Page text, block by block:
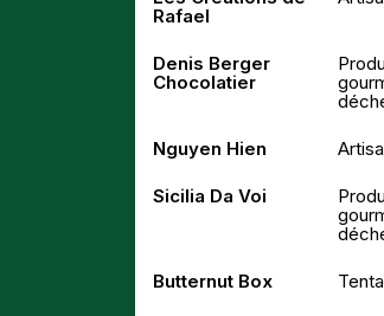
Rafael
Denis Berger
Chocolatier
Nguyen Hien
Sicilia Da Voi
Butternut Box